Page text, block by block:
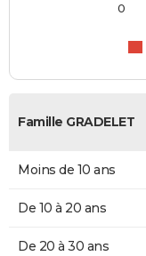
0
Famille GRADELET
Moins de 10 ans
De 10 à 20 ans
De 20 à 30 ans